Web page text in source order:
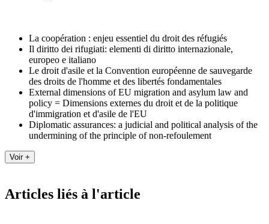
La coopération : enjeu essentiel du droit des réfugiés
Il diritto dei rifugiati: elementi di diritto internazionale,
europeo e italiano
Le droit d'asile et la Convention européenne de sauvegarde
des droits de l'homme et des libertés fondamentales
External dimensions of EU migration and asylum law and
policy = Dimensions externes du droit et de la politique
d'immigration et d'asile de l'EU
Diplomatic assurances: a judicial and political analysis of the
undermining of the principle of non-refoulement
Articles liés à l'article